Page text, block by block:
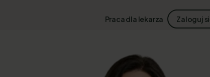
Praca dla lekarza Zaloguj